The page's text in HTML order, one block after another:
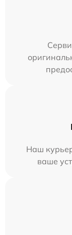
Наш
ваше